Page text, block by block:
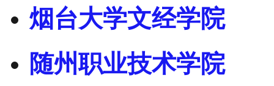
烟台大学文经学院
随州职业技术学院